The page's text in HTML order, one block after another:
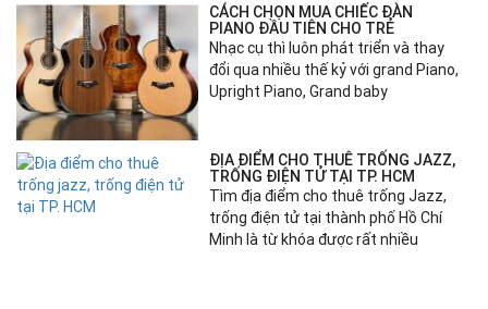
CÁCH CHỌN MUA CHIẾC ĐÀN
PIANO ĐẦU TIÊN CHO TRẺ
Nhạc cụ thì luôn phát triển và thay
đổi qua nhiều thế kỷ với grand Piano,
Upright Piano, Grand baby
ĐỊA ĐIỂM CHO THUÊ TRỐNG JAZZ,
TRỐNG ĐIỆN TỬ TẠI TP. HCM
Tìm địa điểm cho thuê trống Jazz,
trống điện tử tại thành phố Hồ Chí
Minh là từ khóa được rất nhiều